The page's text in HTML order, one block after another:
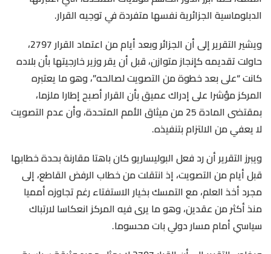
الدبلوماسية الجزائرية نفسها متفردة في توجيه القرار.
ويشير التقرير إلى أن الجزائر وبعد أيام من اعتماد القرار 2797،
حاولت تقديمه كإنجاز متوازن، قبل أن يقر وزير خارجيتها بأن بلاده
كانت “على بعد خطوة من التصويت لصالحه”، وهو ما يعتبره
المركز مؤشرا على إدراك عميق بأن القرار أصبح إطارا ملزما،
بمقتضى المادة 25 من ميثاق الأمم المتحدة، وأن عدم التصويت
لا يعفي من الالتزام بتنفيذه.
ويبرز التقرير أن رد فعل البوليساريو كان باهتا مقارنة بحدة خطابها
قبل أيام من التصويت، إذ انتقلت من خطاب الرفض القاطع، إلى
مجرد أخذ العلم، مع التمسك بخيار الاستفتاء رغم تجاوزه أمميا
منذ أكثر من عقدين، وهو ما يرى فيه المركز انعكاسا لارتباك
سياسي أمام مسار دولي بات محسوما.